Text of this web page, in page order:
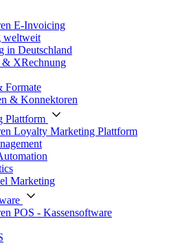
E-Invoicing
weltweit
in Deutschland
XRechnung
Formate
& Konnektoren
Plattform
Loyalty Marketing Plattform
Marketing
POS - Kassensoftware